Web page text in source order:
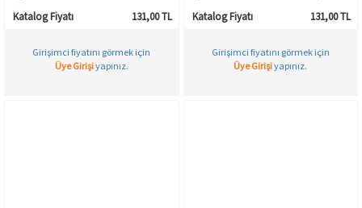
Katalog Fiyatı 131,00 TL
Girişimci fiyatını görmek için
Üye Girişiyapınız.
Katalog Fiyatı 131,00 TL
Girişimci fiyatını görmek için
Üye Girişiyapınız.